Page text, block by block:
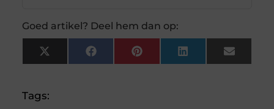
Goed artikel? Deel hem dan op:
X
(Twitter)
FacebookPinterestLinkedInEmail
Tags: